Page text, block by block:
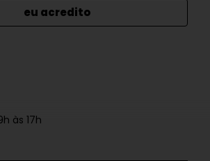
eu acredito
às 17h